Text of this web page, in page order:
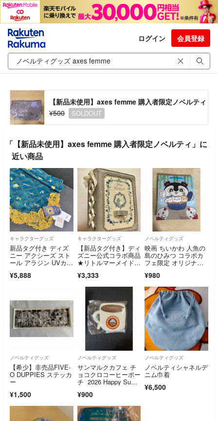
ログイン 会員登録
【新品未使用】axes femme 購入者限定ノベルティ
¥500
SOLDOUT
「【新品未使用】axes femme 購入者限定ノベルティ」に
近い商品
キャラクターグッズ
新品タグ付き ディズ
ニー アクシーズ スト
ール アラジン UVカッ
スミン
¥5,888
キャラクターグッズ
【新品タグ付き】ディ
ズニー公式コラボ商品
★リトルマーメイド★
¥3,333
ノベルティグッズ
映画 ちいかわ 人魚の
島のひみつ コラボカ
フェ限定 オリジナル
¥980
ノベルティグッズ
【希少】非売品FIVE-
O DUPPIES ステッカ
ー
¥1,500
ノベルティグッズ
サンマルクカフェ チ
ョコクロコーヒーポー
チ 2026 Happy Sum
ンマルク
¥900
ノベルティグッズ
ノベルティシャネルデ
ニム巾着
¥6,500